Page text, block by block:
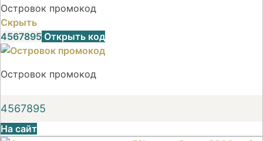
Островок промокод
Скрыть
4567895 Открыть код
Островок промокод
4567895
На сайт